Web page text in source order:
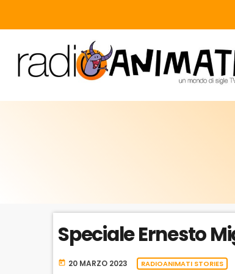
Speciale Ernesto
today 20 MARZO 2023 RADIOANIMATI STORIES